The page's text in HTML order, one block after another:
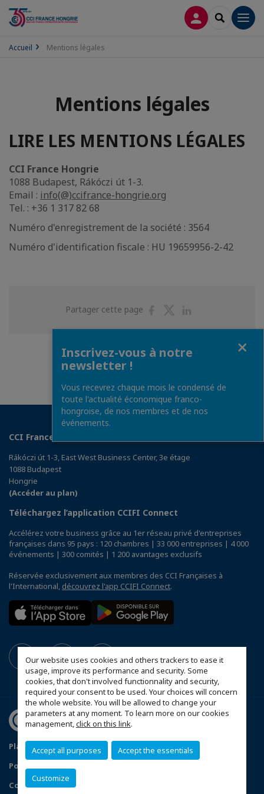
Our website uses cookies and others trackers to ease it
usage, improve its performance and security. Some
cookies, that don't involved functionnality and security,
required your consent to be used. Your choices will concern
the whole website. You will be allowed to change your
parameters at any moment. To learn more on our cookies
management,click on this link.
Accept all purposes Accept the essentials
Customize
CONNEXION
Accueil Mentions légales
Mentions légales
LIRE LES MENTIONS LÉGALES
CCI France Hongrie
1088 Budapest, Rákóczi út 1-3.
Email : info(@)ccifrance-hongrie.org
Tel. : +36 1 317 82 68
Numéro d'enregistrement de la société : 3564
Numéro d'identification fiscale : HU 19659956-2-42
Partager cette page
Partager
Facebook
Partager
TwitterLinkedin
CCI France Hongrie
Rákóczi út 1-3, East West Business Center, 3e étage
1088 Budapest
Hongrie
(Accéder au plan)
Téléchargez l’application CCIFI Connect
Accélérez votre business grâce au 1er réseau privé d'entreprises
françaises dans 95 pays : 120 chambres | 33 000 entreprises | 4 000
événements | 300 comités | 1 200 avantages exclusifs
Réservée exclusivement aux membres des CCI Françaises à
l'International, découvrez l'app CCIFI Connect.
Plan du site
Mentions légales
Politique de confidentialité
Configurer vos préférences cookies
Inscrivez-vous à notre
newsletter !
Vous recevrez chaque mois le condensé de
toute l'actualité économique franco-
hongroise, de nos membres et de nos
événements.